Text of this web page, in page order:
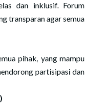
dan inklusif. Forum
transparan agar semua
pihak, yang mampu
partisipasi dan